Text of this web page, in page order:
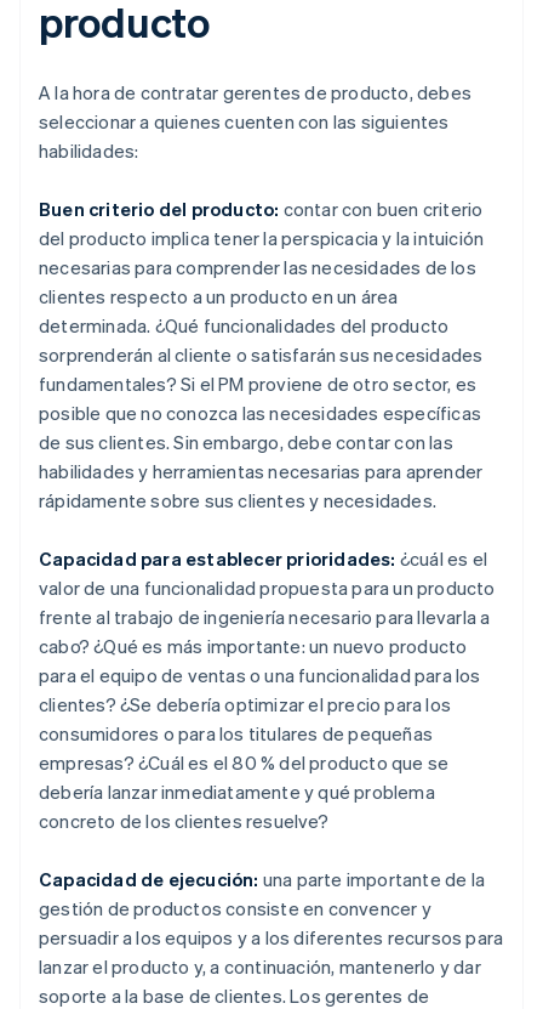
producto
A la hora de contratar gerentes de producto, debes
seleccionar a quienes cuenten con las siguientes
habilidades:
Buen criterio del producto: contar con buen criterio
del producto implica tener la perspicacia y la intuición
necesarias para comprender las necesidades de los
clientes respecto a un producto en un área
determinada. ¿Qué funcionalidades del producto
sorprenderán al cliente o satisfarán sus necesidades
fundamentales? Si el PM proviene de otro sector, es
posible que no conozca las necesidades específicas
de sus clientes. Sin embargo, debe contar con las
habilidades y herramientas necesarias para aprender
rápidamente sobre sus clientes y necesidades.
Capacidad para establecer prioridades: ¿cuál es el
valor de una funcionalidad propuesta para un producto
frente al trabajo de ingeniería necesario para llevarla a
cabo? ¿Qué es más importante: un nuevo producto
para el equipo de ventas o una funcionalidad para los
clientes? ¿Se debería optimizar el precio para los
consumidores o para los titulares de pequeñas
empresas? ¿Cuál es el 80 % del producto que se
debería lanzar inmediatamente y qué problema
concreto de los clientes resuelve?
Capacidad de ejecución: una parte importante de la
gestión de productos consiste en convencer y
persuadir a los equipos y a los diferentes recursos para
lanzar el producto y, a continuación, mantenerlo y dar
soporte a la base de clientes. Los gerentes de